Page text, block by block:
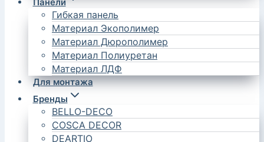
Гибкая панель
Материал Экополимер
Материал Дюрополимер
Материал Полиуретан
Материал ЛДФ
Для монтажа
Бренды
BELLO-DECO
COSCA DECOR
DEARTIO